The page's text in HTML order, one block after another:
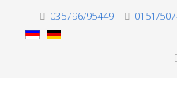
035796/95449 0151/